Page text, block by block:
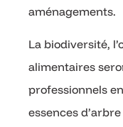
aménagements.
La biodiversité,
alimentaires
professionnels
essences